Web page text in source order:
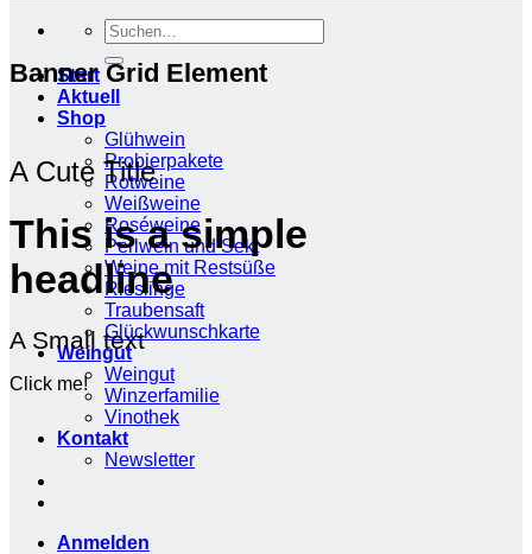
Suchen
nach:
Start
Aktuell
Shop
Glühwein
Probierpakete
Rotweine
Weißweine
Roséweine
Perlwein und Sekt
Weine mit Restsüße
Rieslinge
Traubensaft
Glückwunschkarte
Weingut
Weingut
Winzerfamilie
Vinothek
Kontakt
Newsletter
Anmelden
Banner Grid Element
A Cute Title
This is a simple
headline
A Small text
Click me!